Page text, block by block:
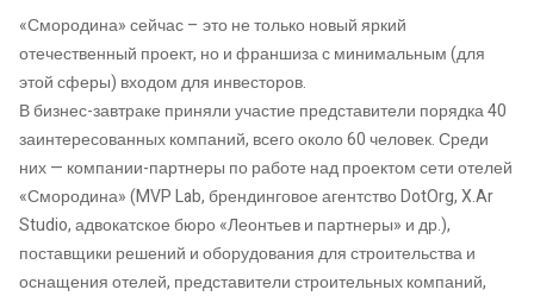
«Смородина» сейчас – это не только новый яркий
отечественный проект, но и франшиза с минимальным (для
этой сферы) входом для инвесторов.
В бизнес-завтраке приняли участие представители порядка 40
заинтересованных компаний, всего около 60 человек. Среди
них — компании-партнеры по работе над проектом сети отелей
«Смородина» (MVP Lab, брендинговое агентство DotOrg, X.Ar
Studio, адвокатское бюро «Леонтьев и партнеры» и др.),
поставщики решений и оборудования для строительства и
оснащения отелей, представители строительных компаний,